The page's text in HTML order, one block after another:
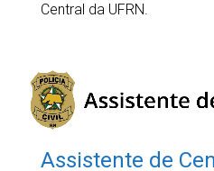
Central da UFRN.
Assistente de